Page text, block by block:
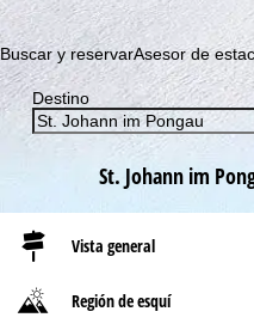
Buscar y reservarAsesor de
Destino
St. Johann im
Vista general
Región de esquí